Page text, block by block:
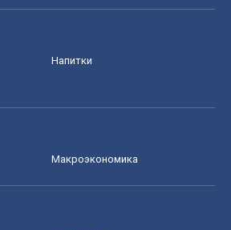
Напитки
Mакроэкономика